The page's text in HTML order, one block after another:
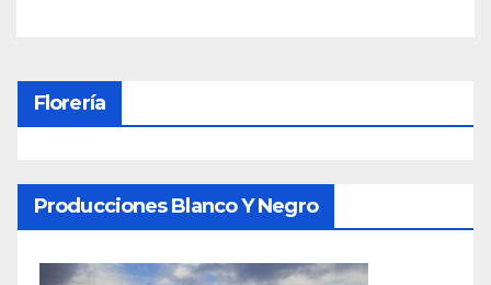
Florería
Producciones Blanco Y Negro